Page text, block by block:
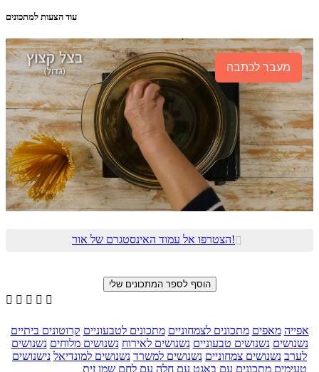
עוד הצעות למתכונים
מעבר לכתבה
הצטרפו אל עמוד האינסטגרם של אור!
    
אפייה מאפים מתכונים לצמחוניים מתכונים לטבעוניים קרוטונים ביתיים
נשנושים נשנושים טבעוניים נשנושים לאירוח נשנושים מלוחים נשנושים
לערב נשנושים צמחוניים נשנושים למשרד נשנושים למונדיאל נישנושים
טעימים מתכונים עם באגט עם חלה עם לחם שמן זית